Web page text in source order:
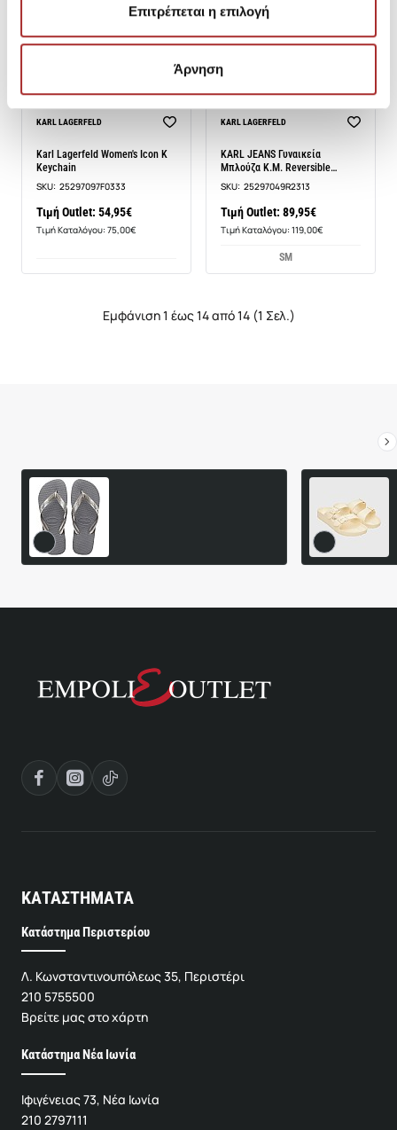
Επιτρέπεται η επιλογή
Άρνηση
KARL LAGERFELD
Karl Lagerfeld Women's Icon K
Keychain
SKU: 25297097F0333
Τιμή Outlet: 54,95€
Τιμή Καταλόγου: 75,00€
KARL LAGERFELD
KARL JEANS Γυναικεία
Μπλούζα Κ.Μ. Reversible
Sequins 12345
SKU: 25297049R2313
Τιμή Outlet: 89,95€
Τιμή Καταλόγου: 119,00€
SM
Εμφάνιση 1 έως 14 από 14 (1 Σελ.)
ΚΑΤΑΣΤΗΜΑΤΑ
Κατάστημα Περιστερίου
Λ. Κωνσταντινουπόλεως 35, Περιστέρι
210 5755500
Βρείτε μας στο χάρτη
Κατάστημα Νέα Ιωνία
Ιφιγένειας 73, Νέα Ιωνία
210 2797111